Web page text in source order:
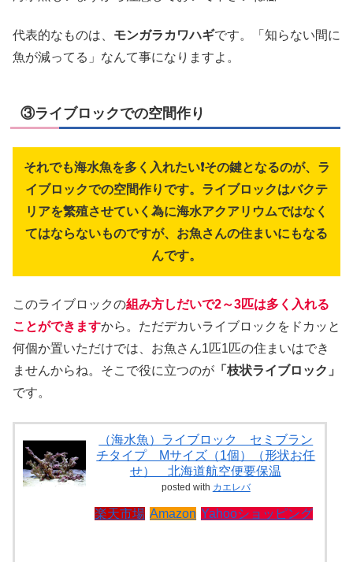
代表的なものは、 モンガラカワハギです。「知らない間に
魚が減ってる」なんて事になりますよ。
③ライブロックでの空間作り
それでも海水魚を多く入れたい❗その鍵となるのが、ラ
イブロックでの空間作りです。ライブロックはバクテ
リアを繁殖させていく為に海水アクアリウムではなく
てはならないものですが、お魚さんの住まいにもなる
んです。
このライブロックの組み方しだいで2～3匹は多く入れる
ことができますから。ただデカいライブロックをドカッと
何個か置いただけでは、お魚さん1匹1匹の住まいはでき
ませんからね。そこで役に立つのが 「枝状ライブロック」
です。
（海水魚）ライブロック セミブラン
チタイプ Mサイズ（1個）（形状お任
せ） 北海道航空便要保温
posted with カエレバ
楽天市場 Amazon Yahooショッピング